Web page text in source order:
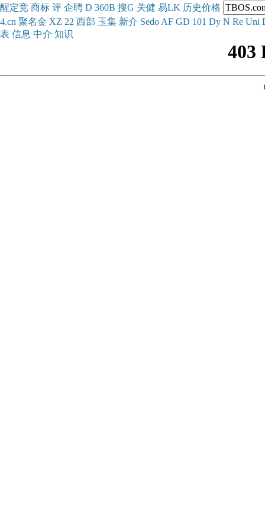
醒定竞 商标 评 企聘 D 360B 搜G 关健 易LK 历史价格
4.cn 聚名金 XZ 22 西部 玉集 新介 Sedo AF GD 101 Dy N Re Uni
表 信息 中介 知识